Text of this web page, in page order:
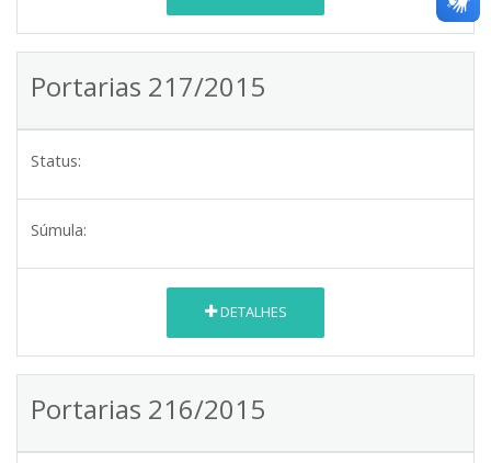
Portarias 217/2015
Status:
Súmula:
DETALHES
Portarias 216/2015